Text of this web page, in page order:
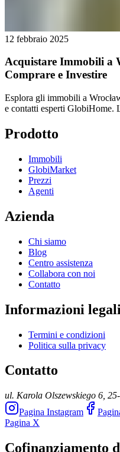
12 febbraio 2025
Acquistare Immobili a
Comprare e Investire
Esplora gli immobili a
e contatti esperti GlobiHome.
Prodotto
Immobili
GlobiMarket
Prezzi
Agenti
Azienda
Chi siamo
Blog
Centro assistenza
Collabora con noi
Contatto
Informazioni legali
Termini e condizioni
Politica sulla privacy
Contatto
ul. Karola Olszewskiego 6,
Pagina Instagram
Pagina X
Cofinanziamento